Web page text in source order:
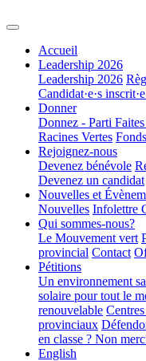
Accueil
Leadership 2026
Leadership 2026
Candidat·e·s
Donner
Donnez - Parti
Racines Vertes
Rejoignez-nous
Devenez bénévole
Devenez un candidat
Nouvelles et
Nouvelles Infolettre
Qui sommes-nous?
Le Mouvement vert
provincial Contact
Pétitions
Un environnement
solaire pour tout le
renouvelable
provinciaux
en classe ? Non
English